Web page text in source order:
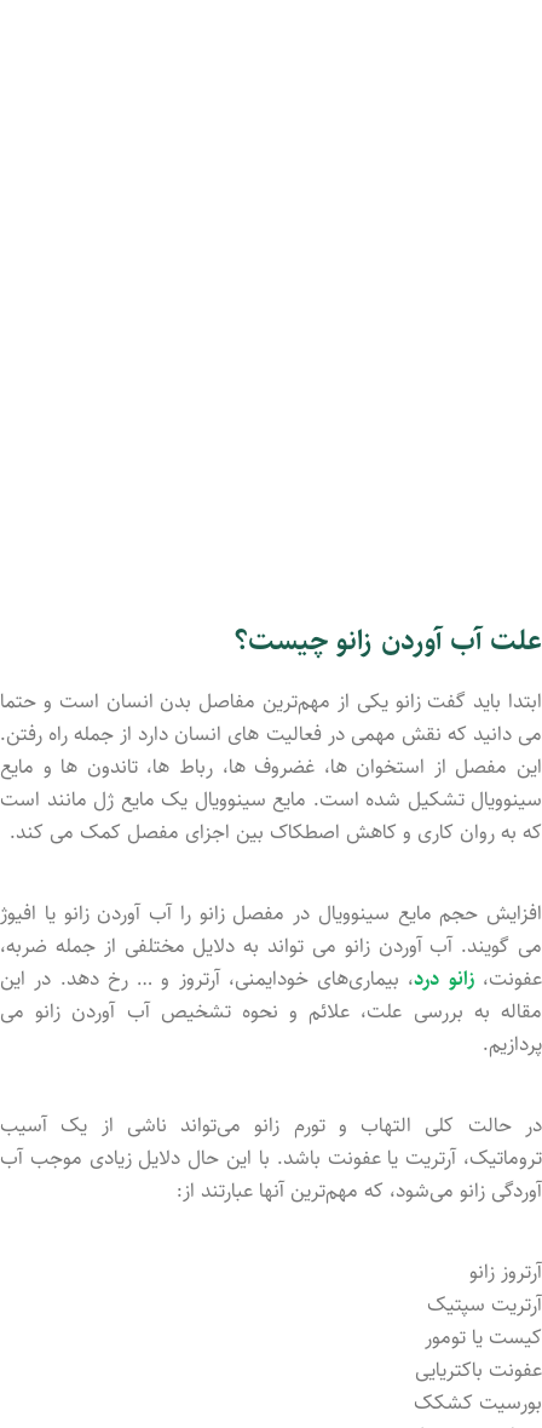
علت آب آوردن زانو چیست؟
ابتدا باید گفت زانو یکی از مهم‌ترین مفاصل بدن انسان است و حتما
می دانید که نقش مهمی در فعالیت های انسان دارد از جمله راه رفتن.
این مفصل از استخوان‌ ها، غضروف‌ ها، رباط‌ ها، تاندون‌ ها و مایع
سینوویال تشکیل شده است. مایع سینوویال یک مایع ژل ‌مانند است
که به روان ‌کاری و کاهش اصطکاک بین اجزای مفصل کمک می ‌کند.
افزایش حجم مایع سینوویال در مفصل زانو را آب آوردن زانو یا افیوژ
می‌ گویند. آب آوردن زانو می ‌تواند به دلایل مختلفی از جمله ضربه،
عفونت،زانو درد، بیماری‌های خودایمنی، آرتروز و … رخ دهد. در این
مقاله به بررسی علت، علائم و نحوه تشخیص آب آوردن زانو می
‌پردازیم.
در حالت کلی التهاب و تورم زانو می‌تواند ناشی از یک آسیب
تروماتیک، آرتریت یا عفونت باشد. با این حال دلایل زیادی موجب آب
آوردگی زانو می‌شود، که مهم‌ترین آنها عبارتند از:
آرتروز زانو
آرتریت سپتیک
کیست یا تومور
عفونت باکتریایی
بورسیت کشکک